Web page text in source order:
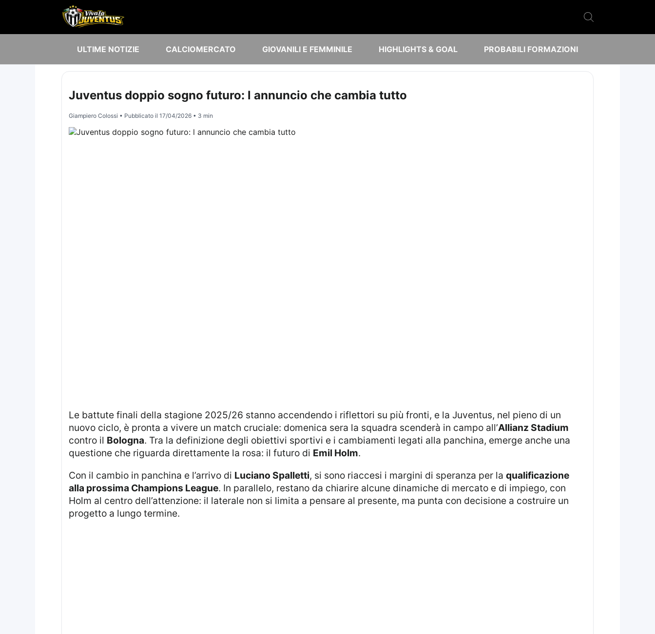
ULTIME NOTIZIE CALCIOMERCATO GIOVANILI E FEMMINILE HIGHLIGHTS & GOAL PROBABILI FORMAZIONI
Juventus doppio sogno futuro: l annuncio che cambia tutto
Giampiero Colossi • Pubblicato il 17/04/2026• 3 min
Le battute finali della stagione 2025/26 stanno accendendo i riflettori su più fronti, e la Juventus, nel pieno di un
nuovo ciclo, è pronta a vivere un match cruciale: domenica sera la squadra scenderà in campo all’Allianz Stadium
contro il Bologna. Tra la definizione degli obiettivi sportivi e i cambiamenti legati alla panchina, emerge anche una
questione che riguarda direttamente la rosa: il futuro di Emil Holm.
Con il cambio in panchina e l’arrivo di Luciano Spalletti, si sono riaccesi i margini di speranza per la qualificazione
alla prossima Champions League. In parallelo, restano da chiarire alcune dinamiche di mercato e di impiego, con
Holm al centro dell’attenzione: il laterale non si limita a pensare al presente, ma punta con decisione a costruire un
progetto a lungo termine.